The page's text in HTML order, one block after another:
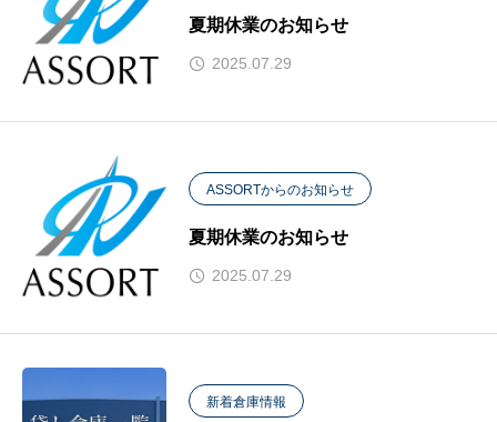
夏期休業のお知らせ
2025.07.29
ASSORTからのお知らせ
夏期休業のお知らせ
2025.07.29
新着倉庫情報